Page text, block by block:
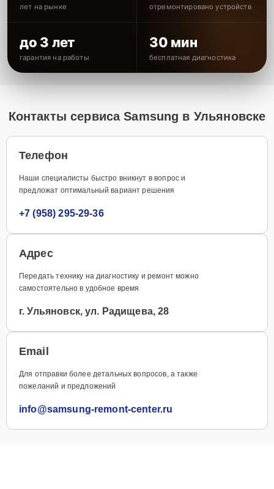
лет на рынке отремонтировано устройств
до 3 лет
гарантия на работы
30 мин
бесплатная диагностика
Контакты сервиса Samsung в Ульяновске
Телефон
Наши специалисты быстро вникнут в вопрос и
предложат оптимальный вариант решения
+7 (958) 295-29-36
Адрес
Передать технику на диагностику и ремонт можно
самостоятельно в удобное время
г. Ульяновск, ул. Радищева, 28
Email
Для отправки более детальных вопросов, а также
пожеланий и предложений
info@samsung-remont-center.ru